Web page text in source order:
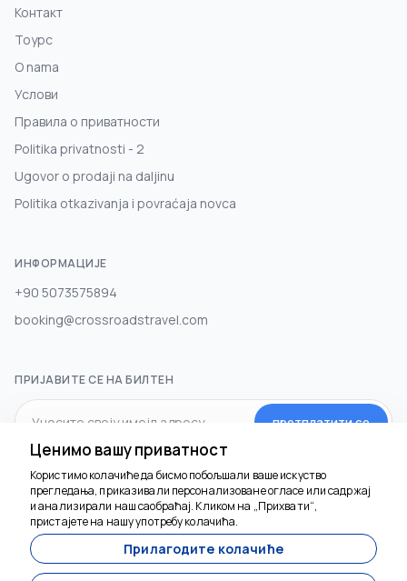
Контакт
Тоурс
O nama
Услови
Правила о приватности
Politika privatnosti - 2
Ugovor o prodaji na daljinu
Politika otkazivanja i povraćaja novca
ИНФОРМАЦИЈЕ
+90 5073575894
booking@crossroadstravel.com
ПРИЈАВИТЕ СЕ НА БИЛТЕН
претплатити се
ДРУШТВЕНИ МЕДИЈИ
Ценимо вашу приватност
Користимо колачиће да бисмо побољшали ваше искуство
прегледања, приказивали персонализоване огласе или садржај
и анализирали наш саобраћај. Кликом на „Прихвати“,
пристајете на нашу употребу колачића.
Прилагодите колачиће